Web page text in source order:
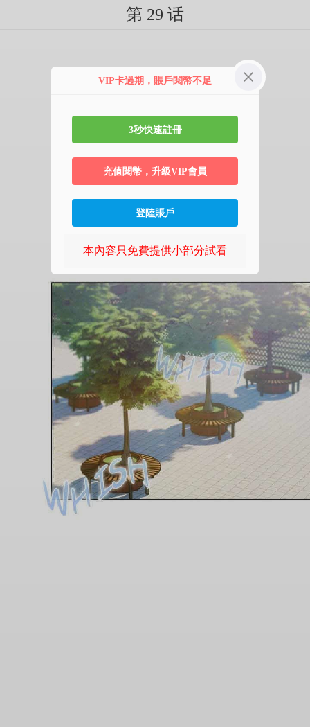
第 29 话
VIP卡過期，賬戶閱幣不足
3秒快速註冊
充值閱幣，升級VIP會員
登陸賬戶
本內容只免費提供小部分試看